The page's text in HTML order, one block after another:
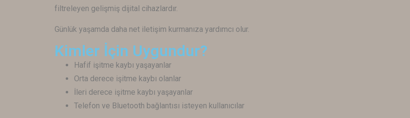
filtreleyen gelişmiş dijital cihazlardır.
Günlük yaşamda daha net iletişim kurmanıza yardımcı olur.
Kimler İçin Uygundur?
Hafif işitme kaybı yaşayanlar
Orta derece işitme kaybı olanlar
İleri derece işitme kaybı yaşayanlar
Telefon ve Bluetooth bağlantısı isteyen kullanıcılar